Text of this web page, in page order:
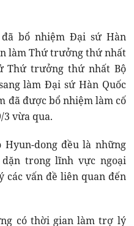
đã bổ nhiệm Đại sứ Hàn
làm Thứ trưởng thứ nhất
Thứ trưởng thứ nhất Bộ
làm Đại sứ Hàn Quốc
đã được bổ nhiệm làm cố
3 vừa qua.
Hyun-dong đều là những
trong lĩnh vực ngoại
các vấn đề liên quan đến
có thời gian làm trợ lý